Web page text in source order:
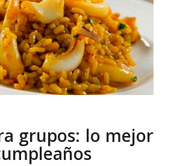
grupos: lo mejor